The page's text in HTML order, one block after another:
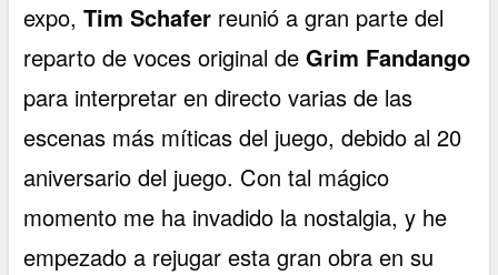
expo,Tim Schafer reunió a gran parte del
reparto de voces original deGrim Fandango
para interpretar en directo varias de las
escenas más míticas del juego, debido al 20
aniversario del juego. Con tal mágico
momento me ha invadido la nostalgia, y he
empezado a rejugar esta gran obra en su